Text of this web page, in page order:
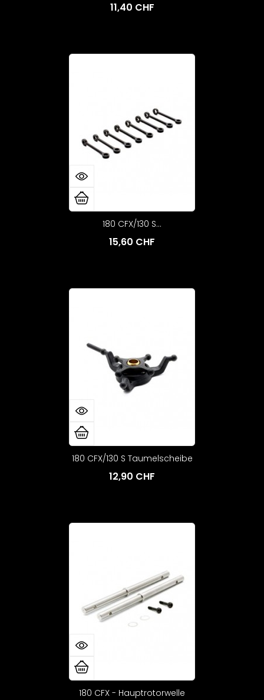
11,40 CHF
180 CFX/130 S...
15,60 CHF
180 CFX/130 S Taumelscheibe
12,90 CHF
180 CFX - Hauptrotorwelle